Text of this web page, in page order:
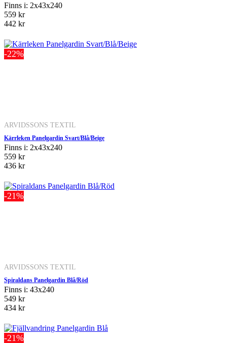
Finns i: 2x43x240
559 kr
442 kr
-22%
ARVIDSSONS TEXTIL
Kärrleken Panelgardin Svart/Blå/Beige
Finns i: 2x43x240
559 kr
436 kr
-21%
ARVIDSSONS TEXTIL
Spiraldans Panelgardin Blå/Röd
Finns i: 43x240
549 kr
434 kr
-21%